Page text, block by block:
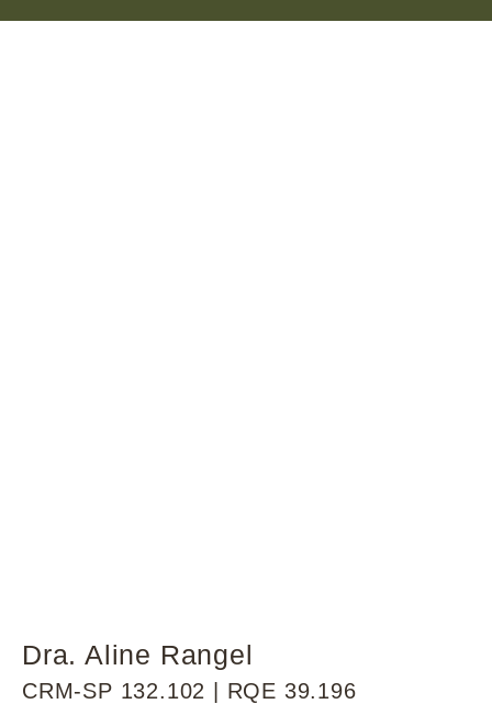
Dra. Aline Rangel
CRM-SP 132.102 | RQE 39.196